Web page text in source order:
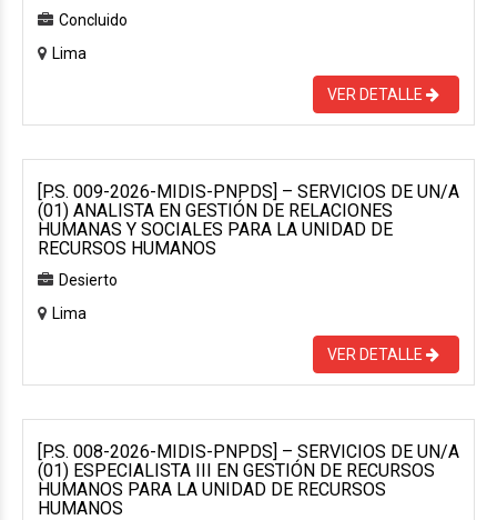
Concluido
Lima
VER DETALLE
[P.S. 009-2026-MIDIS-PNPDS] – SERVICIOS DE UN/A
(01) ANALISTA EN GESTIÓN DE RELACIONES
HUMANAS Y SOCIALES PARA LA UNIDAD DE
RECURSOS HUMANOS
Desierto
Lima
VER DETALLE
[P.S. 008-2026-MIDIS-PNPDS] – SERVICIOS DE UN/A
(01) ESPECIALISTA III EN GESTIÓN DE RECURSOS
HUMANOS PARA LA UNIDAD DE RECURSOS
HUMANOS